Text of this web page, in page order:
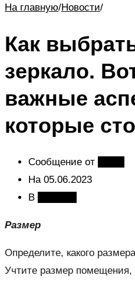
На главную/Новости/
Как
зеркало.
важные
которые
Сообщение от
На 05.06.2023
В
Размер
Определите, какого
Учтите размер помещения,